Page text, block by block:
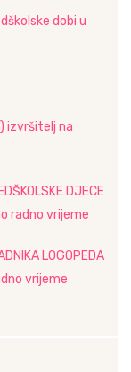
dobi u
izvršitelj na
DJECE
radno vrijeme
LOGOPEDA
vrijeme